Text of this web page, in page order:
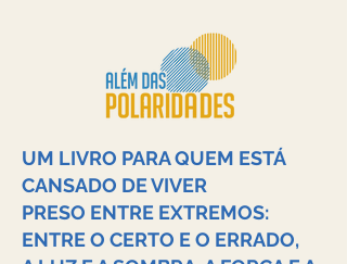
UM LIVRO PARA QUEM ESTÁ
CANSADO DE VIVER
PRESO ENTRE EXTREMOS:
ENTRE O CERTO E O ERRADO,